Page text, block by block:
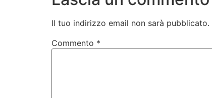
Il tuo indirizzo email non sarà pubblicato.
Commento *